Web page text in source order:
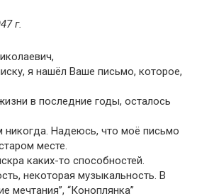
г.
я нашёл Ваше письмо, которое,
в последние годы, осталось
никогда. Надеюсь, что моё письмо
месте.
каких-то способностей.
некоторая музыкальность. В
мечтания”, “Коноплянка”